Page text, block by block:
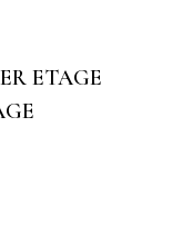
ETAGE